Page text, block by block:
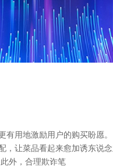
用地激励用户的购买盼愿
让菜品看起来愈加诱东说
外，合理欺诈笔